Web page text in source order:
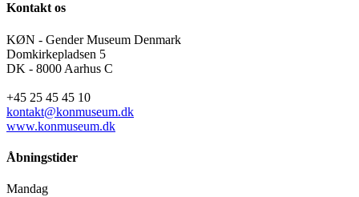
Kontakt os
KØN - Gender Museum Denmark
Domkirkepladsen 5
DK - 8000 Aarhus C
+45 25 45 45 10
kontakt@konmuseum.dk
www.konmuseum.dk
Åbningstider
Mandag